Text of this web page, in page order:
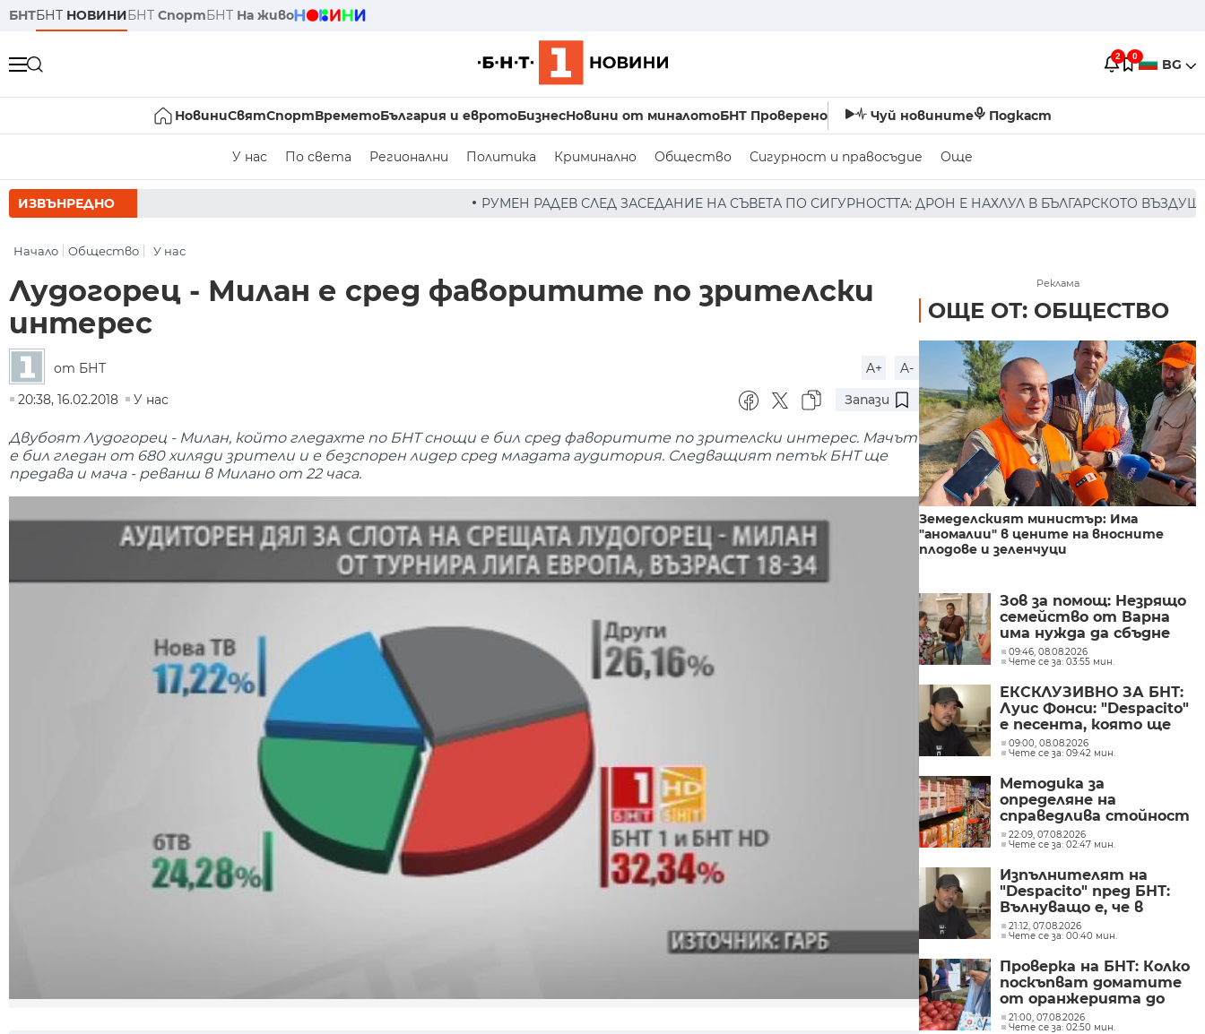
БНТБНТ НОВИНИБНТ СпортБНТ На живо
2 0 BG
НовиниСвятСпортВреметоБългария и евротоБизнесНовини от миналотоБНТ Проверено Чуй новините Подкаст
У нас По света Регионални Политика Криминално Общество Сигурност и правосъдие Още
ИЗВЪНРЕДНО РУМЕН РАДЕВ СЛЕД ЗАСЕДАНИЕ НА СЪВЕТА ПО СИГУРНОСТТА: ДРОН Е НАХЛУЛ В БЪЛГАРСКОТО ВЪЗДУШНО
Начало Общество У нас
Лудогорец - Милан е сред фаворитите по зрителски
интерес
от БНТ A+
A-
20:38, 16.02.2018
У нас Запази
Двубоят Лудогорец - Милан, който гледахте по БНТ снощи е бил сред фаворитите по зрителски интерес. Мачът
е бил гледан от 680 хиляди зрители и е безспорен лидер сред младата аудитория. Следващият петък БНТ ще
предава и мача - реванш в Милано от 22 часа.
Реклама
ОЩЕ ОТ: ОБЩЕСТВО
Земеделският министър: Има
"аномалии" в цените на вносните
плодове и зеленчуци
Зов за помощ: Незрящо
семейство от Варна
има нужда да сбъдне
една мечта
09:46, 08.08.2026
Чете се за: 03:55 мин.
ЕКСКЛУЗИВНО ЗА БНТ:
Луис Фонси: "Despacito"
е песента, която ще
изпълнявам до края на
живота си
09:00, 08.08.2026
Чете се за: 09:42 мин.
Методика за
определяне на
справедлива стойност
на основни храни е
публикуван за
22:09, 07.08.2026
Чете се за: 02:47 мин.
Изпълнителят на
"Despacito" пред БНТ:
Вълнуващо е, че в
България хората пеят
и танцуват на моите
песни
21:12, 07.08.2026
Чете се за: 00:40 мин.
Проверка на БНТ: Колко
поскъпват доматите
от оранжерията до
магазина?
21:00, 07.08.2026
Чете се за: 02:50 мин.